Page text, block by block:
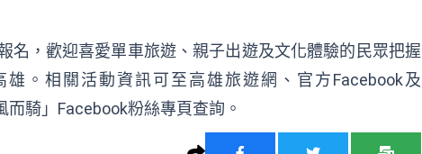
名，歡迎喜愛單車旅遊、親子出遊及文化體驗的民眾把握
。相關活動資訊可至高雄旅遊網 、 官方Facebook及
而騎」Facebook粉絲專頁查詢。